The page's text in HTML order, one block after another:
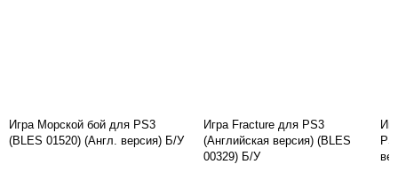
Игра Морской бой для PS3
(BLES 01520) (Англ. версия) Б/У
Игра Fracture для PS3
(Английская версия) (BLES
00329) Б/У